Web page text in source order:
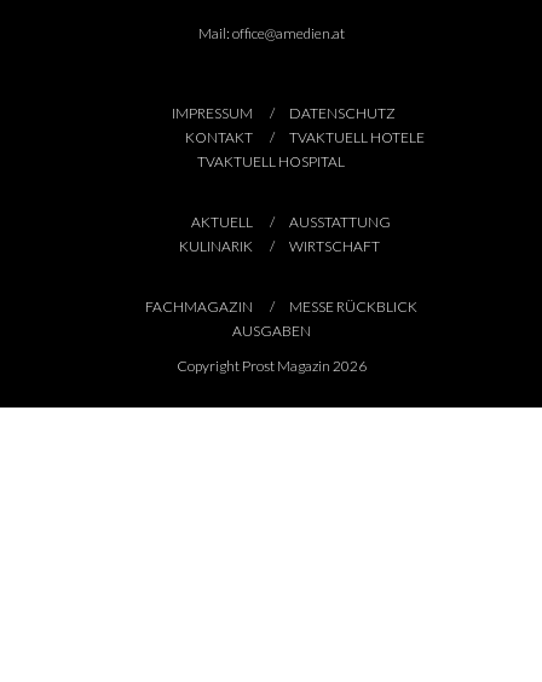
Mail: office@amedien.at
IMPRESSUM
DATENSCHUTZ
KONTAKT
TVAKTUELL HOTELE
TVAKTUELL HOSPITAL
AKTUELL
AUSSTATTUNG
KULINARIK
WIRTSCHAFT
FACHMAGAZIN
MESSE RÜCKBLICK
AUSGABEN
Copyright Prost Magazin 2026